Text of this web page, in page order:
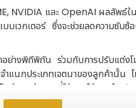
NVIDIA และ OpenAI ผลลัพธ์ใ
วกเตอร์ ซึ่งจะช่วยลดความซับซ้
งพิถีพิถัน ร่วมกับการปรับแต่งโ
นกประเภทเจตนาของลูกค้านั้น
อมูลอ้างอิงที่ใช้งานได้จริงสำห